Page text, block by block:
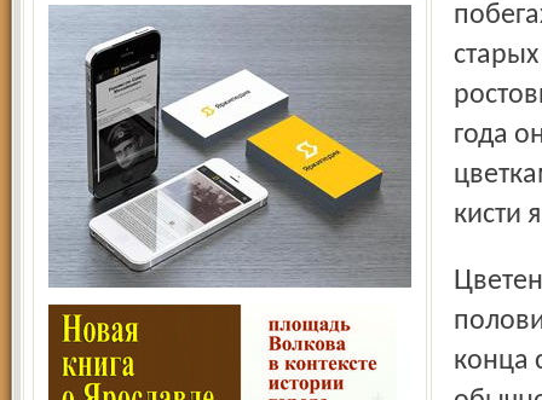
года
кисти
Цветение продолжается 3 – 4 недели, начиная со второй
конца